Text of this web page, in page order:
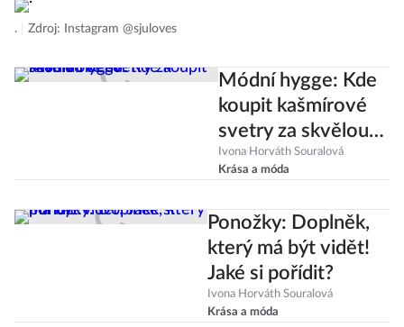
. Zdroj: Instagram @sjuloves
Módní hygge: Kde
koupit kašmírové
svetry za skvělou
cenu?
Ivona Horváth Souralová
Krása a móda
Ponožky: Doplněk,
který má být vidět!
Jaké si pořídit?
Ivona Horváth Souralová
Krása a móda